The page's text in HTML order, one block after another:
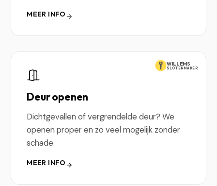
MEER INFO
WILLEMS
SLOTENMAKER
Deur openen
Dichtgevallen of vergrendelde deur? We
openen proper en zo veel mogelijk zonder
schade.
MEER INFO